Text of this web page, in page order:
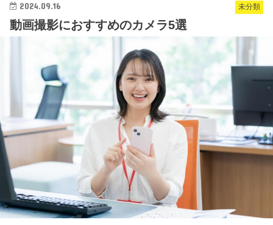
未分類
2024.09.16
動画撮影におすすめのカメラ5選